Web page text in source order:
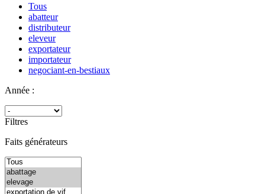
Tous
abatteur
distributeur
eleveur
exportateur
importateur
negociant-en-bestiaux
Année :
Filtres
Faits générateurs